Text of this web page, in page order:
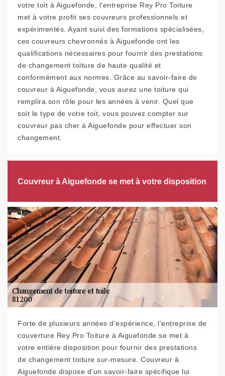
votre toit à Aiguefonde, l’entreprise Rey Pro Toiture
met à votre profit ses couvreurs professionnels et
expérimentés. Ayant suivi des formations spécialisées,
ces couvreurs chevronnés à Aiguefonde ont les
qualifications nécessaires pour fournir des prestations
de changement toiture de haute qualité et
conformément aux normes. Grâce au savoir-faire de
couvreur à Aiguefonde, vous aurez une toiture qui
remplira son rôle pour les années à venir. Quel que
soit le type de votre toit, vous pouvez compter sur
couvreur pas cher à Aiguefonde pour effectuer son
changement.
Couvreur à Aiguefonde se met à votre disposition
Forte de plusieurs années d’expérience, l’entreprise de
couverture Rey Pro Toiture à Aiguefonde se met à
votre entière disposition pour fournir des prestations
de changement toiture sur-mesure. Couvreur à
Aiguefonde dispose d’un savoir-faire spécifique lui